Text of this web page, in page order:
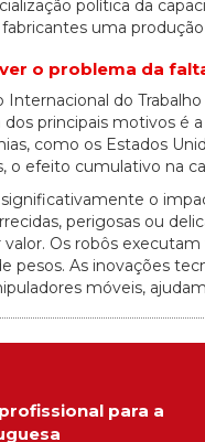
política da
uma
o problema da
do
principais motivos é
como os Estados
o efeito cumulativo na
o
perigosas ou
Os robôs
pesos. As inovações
móveis,
para a